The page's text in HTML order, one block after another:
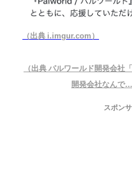
（出典 i.imgur.com）
（出典 パルワールド開発会社
開発会社なんで
スポン